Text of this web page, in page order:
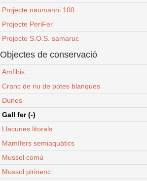
Projecte naumanni 100
Projecte PeriFer
Projecte S.O.S. samaruc
Objectes de conservació
Amfibis
Cranc de riu de potes blanques
Dunes
Gall fer (-)
Llacunes litorals
Mamífers semiaquàtics
Mussol comú
Mussol pirinenc